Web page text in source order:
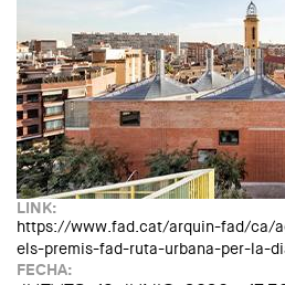
LINK:
https://www.fad.cat/arquin-fad/ca/
els-premis-fad-ruta-urbana-per-la-
FECHA: